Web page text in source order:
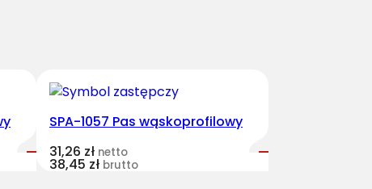
SPA-1057 Pas wąskoprofilowy
31,26 zł netto
38,45 zł brutto